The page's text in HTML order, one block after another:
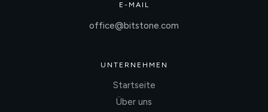
E-MAIL
office@bitstone.com
UNTERNEHMEN
Startseite
Über uns